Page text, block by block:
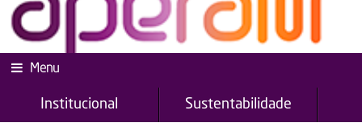
Menu
Institucional Sustentabilidade